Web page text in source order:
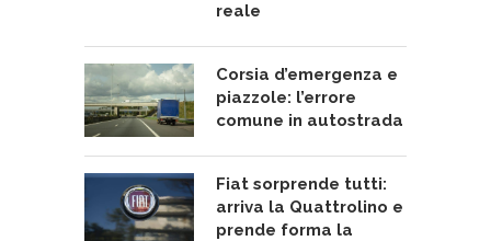
reale
Corsia d’emergenza e
piazzole: l’errore
comune in autostrada
Fiat sorprende tutti:
arriva la Quattrolino e
prende forma la